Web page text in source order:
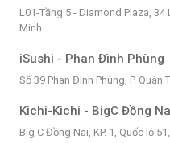
L01-Tầng 5 - Diamond Plaza, 34
Minh
iSushi - Phan Đình Phùng
Số 39 Phan Đình Phùng, P. Quán
Kichi-Kichi - BigC Đồng
Big C Đồng Nai, KP. 1, Quốc lộ